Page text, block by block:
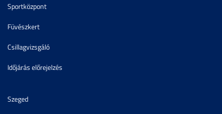
Sportközpont
Füvészkert
Csillagvizsgáló
Időjárás előrejelzés
Szeged